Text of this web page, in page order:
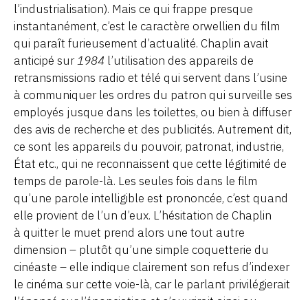
l’industrialisation). Mais ce qui frappe presque
instantanément, c’est le caractère orwellien du film
qui paraît furieusement d’actualité. Chaplin avait
anticipé sur1984 l’utilisation des appareils de
retransmissions radio et télé qui servent dans l’usine
à communiquer les ordres du patron qui surveille ses
employés jusque dans les toilettes, ou bien à diffuser
des avis de recherche et des publicités. Autrement dit,
ce sont les appareils du pouvoir, patronat, industrie,
État etc., qui ne reconnaissent que cette légitimité de
temps de parole-là. Les seules fois dans le film
qu’une parole intelligible est prononcée, c’est quand
elle provient de l’un d’eux. L’hésitation de Chaplin
à quitter le muet prend alors une tout autre
dimension – plutôt qu’une simple coquetterie du
cinéaste – elle indique clairement son refus d’indexer
le cinéma sur cette voie-là, car le parlant privilégierait